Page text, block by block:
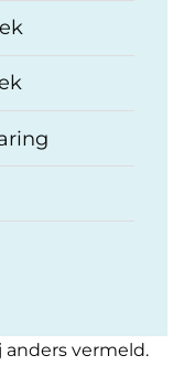
anders vermeld.